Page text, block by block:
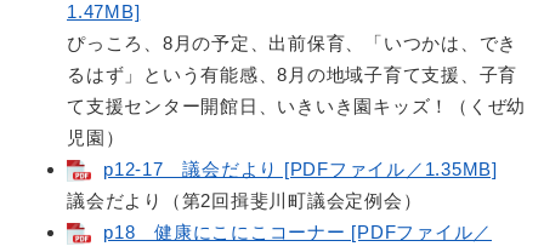
1.47MB]
ぴっころ、8月の予定、出前保育、「いつかは、でき
るはず」という有能感、8月の地域子育て支援、子育
て支援センター開館日、いきいき園キッズ！（くぜ幼
児園）
p12-17 議会だより [PDFファイル／1.35MB]
議会だより（第2回揖斐川町議会定例会）
p18 健康にこにこコーナー [PDFファイル／